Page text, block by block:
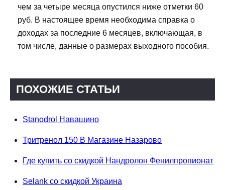
чем за четыре месяца опустился ниже отметки 60
руб. В настоящее время необходима справка о
доходах за последние 6 месяцев, включающая, в
том числе, данные о размерах выходного пособия.
ПОХОЖИЕ СТАТЬИ
Stanodrol Навашино
Тритренол 150 В Магазине Назарово
Где купить со скидкой Нандролон Фенилпропионат
Selank со скидкой Украина